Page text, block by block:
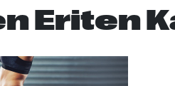
Eriten